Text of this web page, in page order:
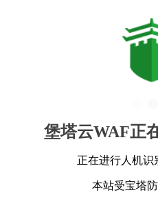
堡塔云WAF正
正在进行人机识
本站受宝塔